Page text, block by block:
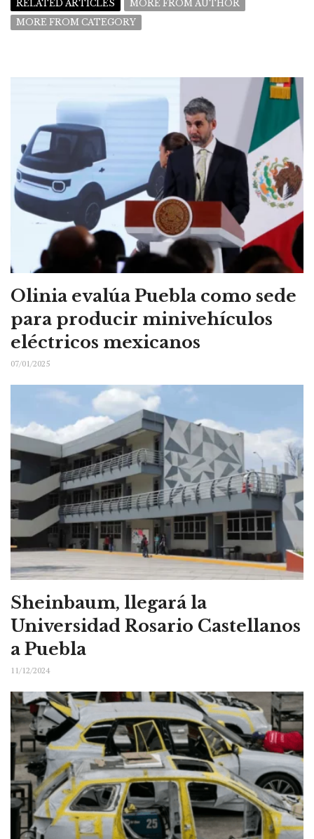
RELATED ARTICLES
MORE FROM AUTHOR
MORE FROM CATEGORY
Olinia evalúa Puebla como sede
para producir minivehículos
eléctricos mexicanos
07/01/2025
Sheinbaum, llegará la
Universidad Rosario Castellanos
a Puebla
11/12/2024